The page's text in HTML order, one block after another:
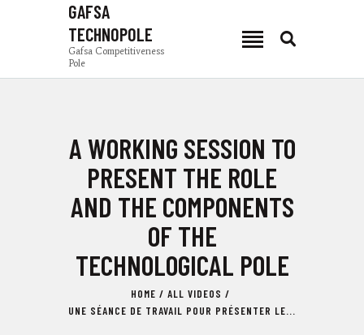
GAFSA
TECHNOPOLE
Gafsa Competitiveness
Pole
A WORKING SESSION TO
PRESENT THE ROLE
AND THE COMPONENTS
OF THE
TECHNOLOGICAL POLE
HOME
ALL VIDEOS
UNE SÉANCE DE TRAVAIL POUR PRÉSENTER LE...
GAFSA TECHNOPOLE
NEWS
PRODUCTION ZONES
INVEST IN GAFSA
COMPOSANTES
EN